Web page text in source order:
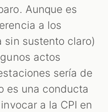
Aunque es
a los
sin sustento claro)
actos
sería de
es una conducta
a la CPI en